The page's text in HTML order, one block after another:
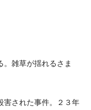
。雑草が揺れるさま
害された事件。２３年